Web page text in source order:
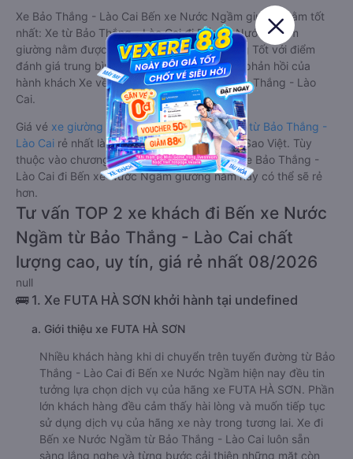
Xe Bảo Thắng - Lào Cai Bến xe Nước Ngầm giường nằm tốt
nhất: Xe từ Bảo Thắng - Lào Cai đi Bến xe Nước Ngầm
giường nằm được đánh giá chung chất lượng Tốt với điểm
đánh giá trung bình từ 4.6/5 dựa trên 4803 phản hồi của
hành khách Xe về Bến xe Nước Ngầm từ Bảo Thắng - Lào
Cai.
Giá vé xe giường nằm đi Bến xe Nước Ngầm từ Bảo Thắng -
Lào Cai rẻ nhất là 280000VND của hãng xe Sao Việt. Tùy
thuộc vào chương trình khuyến mãi, giá vé Xe Bảo Thắng -
Lào Cai đi Bến xe Nước Ngầm giường nằm này có thể sẽ rẻ
hơn.
Tư vấn TOP 2 xe khách đi Bến xe Nước
Ngầm từ Bảo Thắng - Lào Cai chất
lượng cao, uy tín, giá rẻ nhất 08/2026
null
🚌 1. Xe FUTA HÀ SƠN khởi hành tại undefined
a. Giới thiệu xe FUTA HÀ SƠN
Nhiều khách hàng khi di chuyển trên tuyến đường từ Bảo
Thắng - Lào Cai đi Bến xe Nước Ngầm hiện nay đều tin
tưởng lựa chọn dịch vụ của hãng xe FUTA HÀ SƠN. Phần
lớn khách hàng đều cảm thấy hài lòng và muốn tiếp tục
sử dụng dịch vụ của hãng xe này trong tương lai. Xe đi
Bến xe Nước Ngầm từ Bảo Thắng - Lào Cai luôn sẵn
sàng lắng nghe và từng bước cải thiện những mặt còn